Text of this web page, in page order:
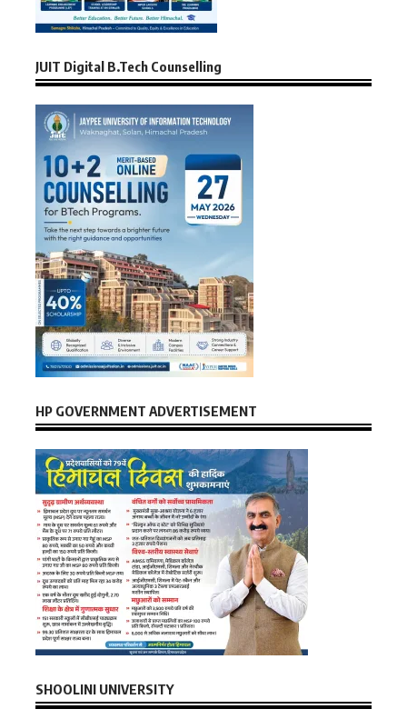
JUIT Digital B.Tech Counselling
HP GOVERNMENT ADVERTISEMENT
SHOOLINI UNIVERSITY